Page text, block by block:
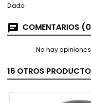
Dado
COMENTARIOS
No hay
16 OTROS